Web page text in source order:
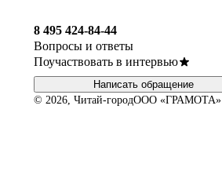
8 495 424-84-44
Вопросы и ответы
Поучаствовать в интервью
Написать обращение
© 2026, Читай-городООО «ГРАМОТА»